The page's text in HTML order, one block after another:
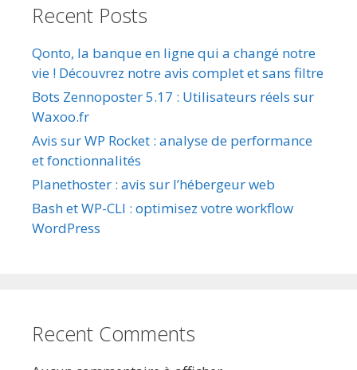
Recent Posts
Qonto, la banque en ligne qui a changé notre
vie ! Découvrez notre avis complet et sans filtre
Bots Zennoposter 5.17 : Utilisateurs réels sur
Waxoo.fr
Avis sur WP Rocket : analyse de performance
et fonctionnalités
Planethoster : avis sur l’hébergeur web
Bash et WP-CLI : optimisez votre workflow
WordPress
Recent Comments